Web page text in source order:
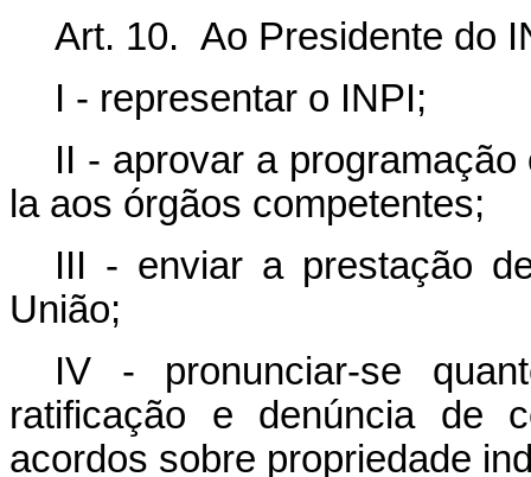
Art. 10. Ao Presidente do
I - representar o INPI;
II - aprovar a
la aos órgãos competentes;
III - enviar a prestação
União;
IV - pronunciar-se
ratificação e denúncia de
acordos sobre propriedade